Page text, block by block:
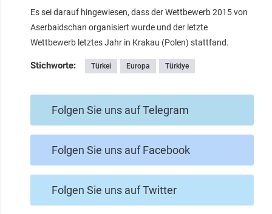
Es sei darauf hingewiesen, dass der Wettbewerb 2015 von
Aserbaidschan organisiert wurde und der letzte
Wettbewerb letztes Jahr in Krakau (Polen) stattfand.
Stichworte: Türkei Europa Türkiye
Folgen Sie uns auf Telegram
Folgen Sie uns auf Facebook
Folgen Sie uns auf Twitter